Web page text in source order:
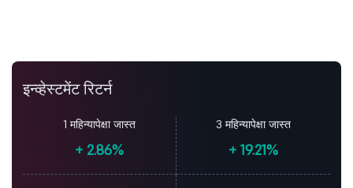
इन्व्हेस्टमेंट रिटर्न
1 महिन्यापेक्षा जास्त
+ 2.86%
3 महिन्यापेक्षा जास्त
+ 19.21%